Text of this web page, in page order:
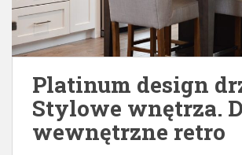
Platinum design
Stylowe wnętrza.
wewnętrzne retro